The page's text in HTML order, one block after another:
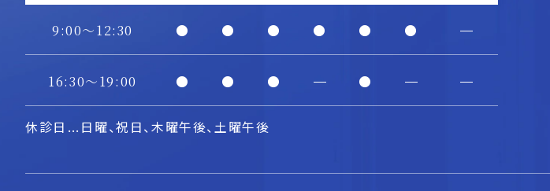
9:00～12:30 ● ● ● ● ● ● ―
16:30～19:00 ● ● ● ― ● ― ―
休診日 … 日曜、祝日、木曜午後、土曜午後